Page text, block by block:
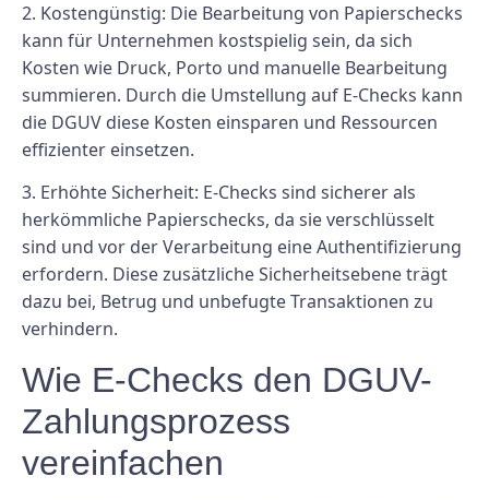
2. Kostengünstig: Die Bearbeitung von Papierschecks
kann für Unternehmen kostspielig sein, da sich
Kosten wie Druck, Porto und manuelle Bearbeitung
summieren. Durch die Umstellung auf E-Checks kann
die DGUV diese Kosten einsparen und Ressourcen
effizienter einsetzen.
3. Erhöhte Sicherheit: E-Checks sind sicherer als
herkömmliche Papierschecks, da sie verschlüsselt
sind und vor der Verarbeitung eine Authentifizierung
erfordern. Diese zusätzliche Sicherheitsebene trägt
dazu bei, Betrug und unbefugte Transaktionen zu
verhindern.
Wie E-Checks den DGUV-
Zahlungsprozess
vereinfachen